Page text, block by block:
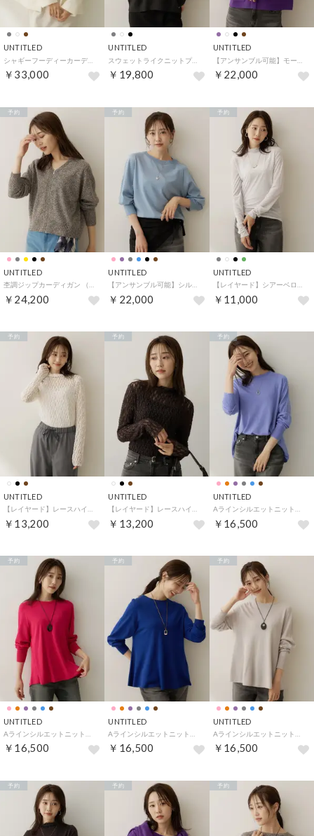
UNTITLED
￥33,000
UNTITLED
￥19,800
UNTITLED
￥22,000
UNTITLED
￥24,200
予約
UNTITLED
￥22,000
予約
UNTITLED
￥11,000
予約
UNTITLED
【レイヤード】レースハイネックトップス （オフホワイト(003)）
￥13,200
予約
UNTITLED
【レイヤード】レースハイネックトップス （ブラウン(044)）
￥13,200
予約
UNTITLED
Aラインシルエットニットプルオーバー （ラベンダー(080)）
￥16,500
予約
UNTITLED
￥16,500
予約
UNTITLED
￥16,500
予約
UNTITLED
￥16,500
予約
予約 予約 予約